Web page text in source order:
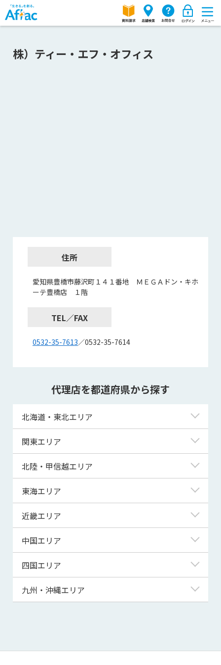
株）ティー・エフ・オフィス
住所
愛知県豊橋市藤沢町１４１番地 ＭＥＧＡドン・キホ
ーテ豊橋店 １階
TEL／FAX
0532-35-7613／0532-35-7614
代理店を都道府県から探す
北海道・東北エリア
北海道
青森県
宮城県
秋田県
山形県
関東エリア
東京都
神奈川県
埼玉県
千葉県
茨城県
群馬県
北陸・甲信越エリア
新潟県
富山県
福井県
山梨県
長野県
東海エリア
岐阜県
静岡県
三重県
近畿エリア
滋賀県
京都府
大阪府
兵庫県
和歌山県
中国エリア
鳥取県
島根県
山口県
四国エリア
徳島県
高知県
九州・沖縄エリア